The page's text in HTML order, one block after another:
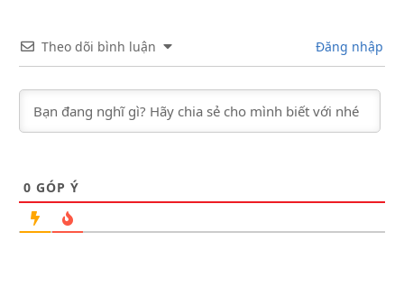
Theo dõi bình luận Đăng nhập
0 GÓP Ý